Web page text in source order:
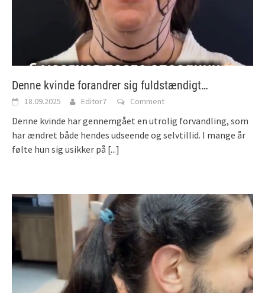
Denne kvinde forandrer sig fuldstændigt…
18.09.2025 Editor7 Comment
Denne kvinde har gennemgået en utrolig forvandling, som
har ændret både hendes udseende og selvtillid. I mange år
følte hun sig usikker på [...]